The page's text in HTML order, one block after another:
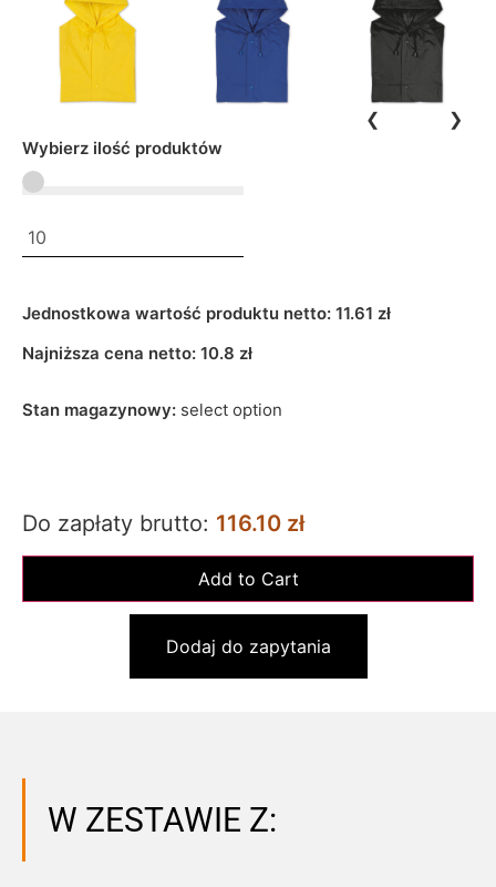
❮ ❯
Wybierz ilość produktów
Jednostkowa wartość produktu netto: 11.61 zł
Najniższa cena netto: 10.8 zł
Stan magazynowy: select option
Do zapłaty brutto: 116.10 zł
Dodaj do zapytania
W ZESTAWIE Z: